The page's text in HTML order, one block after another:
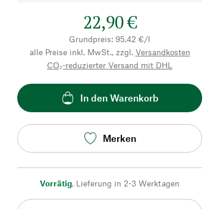
22,90 €
Grundpreis: 95,42 €/l
alle Preise inkl. MwSt., zzgl. Versandkosten
CO₂-reduzierter Versand mit DHL
In den Warenkorb
Merken
Vorrätig, Lieferung in 2-3 Werktagen